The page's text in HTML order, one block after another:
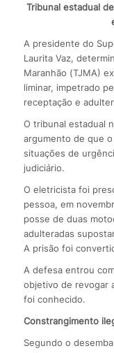
Tribunal estadual
A presidente do
Laurita Vaz,
Maranhão (TJMA)
liminar, impetrado
receptação e
O tribunal estadual
argumento de que
situações de
judiciário.
O eletricista foi
pessoa, em
posse de duas
adulteradas
A prisão foi
A defesa entrou
objetivo de revogar
foi conhecido.
Constrangimento
Segundo o